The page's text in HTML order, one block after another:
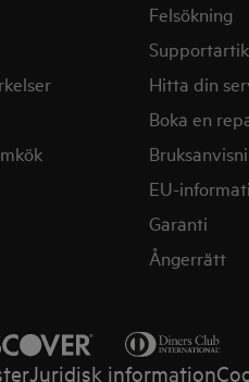
Felsökning
Hitta din
Boka en
EU-
Garanti
Ångerrätt
Juridisk information